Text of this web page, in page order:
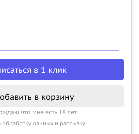
в 1 клик
в корзину
что мне есть 18 лет
обработку данных и рассылку